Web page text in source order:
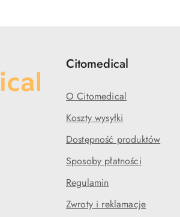
Citomedical
O Citomedical
Koszty wysyłki
Dostępność produktów
Sposoby płatności
Regulamin
Zwroty i reklamacje